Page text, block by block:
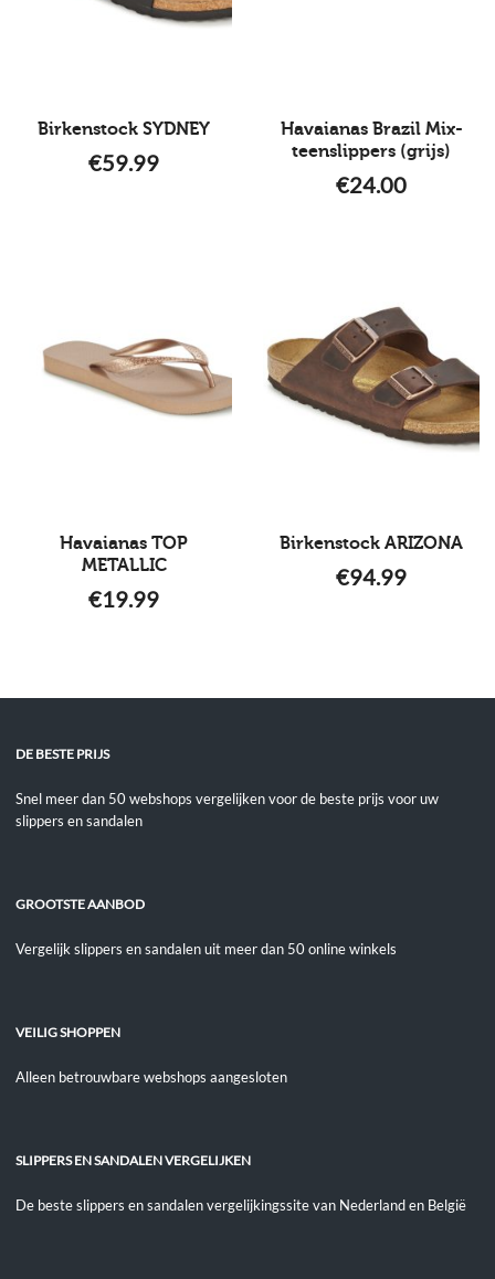
Birkenstock SYDNEY
€59.99
Havaianas Brazil Mix-
teenslippers (grijs)
€24.00
Havaianas TOP
METALLIC
€19.99
Birkenstock ARIZONA
€94.99
DE BESTE PRIJS
Snel meer dan 50 webshops vergelijken voor de beste prijs voor uw
slippers en sandalen
GROOTSTE AANBOD
Vergelijk slippers en sandalen uit meer dan 50 online winkels
VEILIG SHOPPEN
Alleen betrouwbare webshops aangesloten
SLIPPERS EN SANDALEN VERGELIJKEN
De beste slippers en sandalen vergelijkingssite van Nederland en België